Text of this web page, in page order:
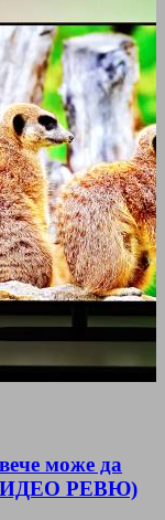
може да
(ВИДЕО РЕВЮ)